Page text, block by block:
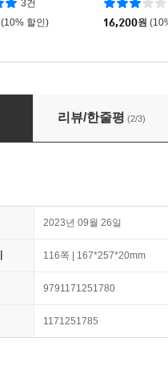
3건
(10% 할인) 16,200원
리뷰/한줄평 (2/3)
2023년 09월 26일
116쪽 | 167*257*20mm
9791171251780
1171251785